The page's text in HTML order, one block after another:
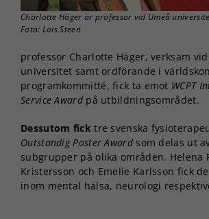
Charlotte Häger är professor vid Umeå
Foto: Lois Steen
professor Charlotte Häger, verksam
universitet samt ordförande i
programkommitté, fick ta emot WCPT
Service Awardpå utbildningsområdet.
Dessutom ficktre svenska
Outstandig Poster Awardsom delas ut
subgrupper på olika områden. Helena
Kristersson och Emelie Karlsson fick
inom mental hälsa, neurologi